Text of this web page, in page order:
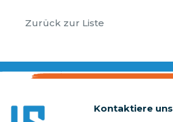
Zurück zur Liste
Kontaktiere uns